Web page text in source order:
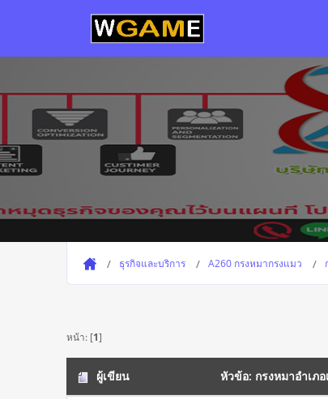
ธุรกิจและบริการ A260 กรงหมากรงแมว
หน้า: [1]
ผู้เขียน หัวข้อ: กรงหมาอำเภ